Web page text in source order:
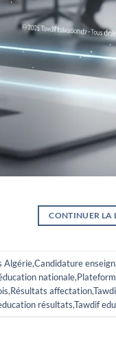
CONTINUER LA
Algérie,Candidature
nationale,
,Résultats affectation,
résultats,Tawdif